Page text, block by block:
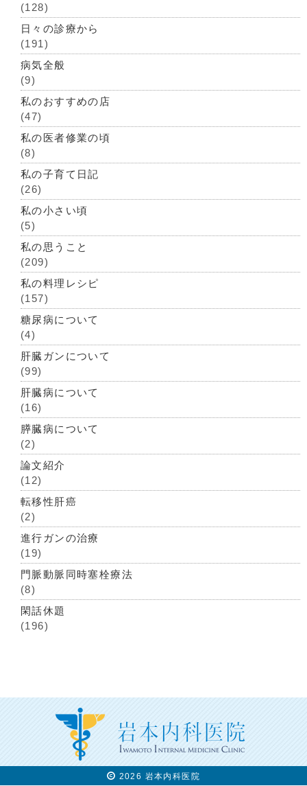
(128)
日々の診療から
(191)
病気全般
(9)
私のおすすめの店
(47)
私の医者修業の頃
(8)
私の子育て日記
(26)
私の小さい頃
(5)
私の思うこと
(209)
私の料理レシピ
(157)
糖尿病について
(4)
肝臓ガンについて
(99)
肝臓病について
(16)
膵臓病について
(2)
論文紹介
(12)
転移性肝癌
(2)
進行ガンの治療
(19)
門脈動脈同時塞栓療法
(8)
閑話休題
(196)
2026 岩本内科医院